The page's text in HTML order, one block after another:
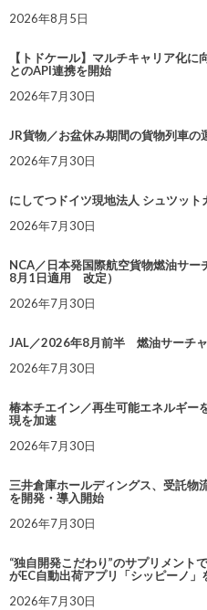
2026年8月5日
【トドケール】マルチキャリア化
とのAPI連携を開始
2026年7月30日
JR貨物／お盆休み期間の貨物列車の
2026年7月30日
にしてつドイツ現地法人 シュツッ
2026年7月30日
NCA／日本発国際航空貨物燃油サ
8月1日適用 改定）
2026年7月30日
JAL／2026年8月前半 燃油サーチ
2026年7月30日
椿本チエイン／再生可能エネルギー
現を加速
2026年7月30日
三井倉庫ホールディングス、受託物
を開発・導入開始
2026年7月30日
“独自開発こだわり”のサプリメント
がEC自動出荷アプリ「シッピーノ」
2026年7月30日